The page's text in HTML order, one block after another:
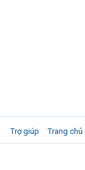
Trợ giúp Trang chủ